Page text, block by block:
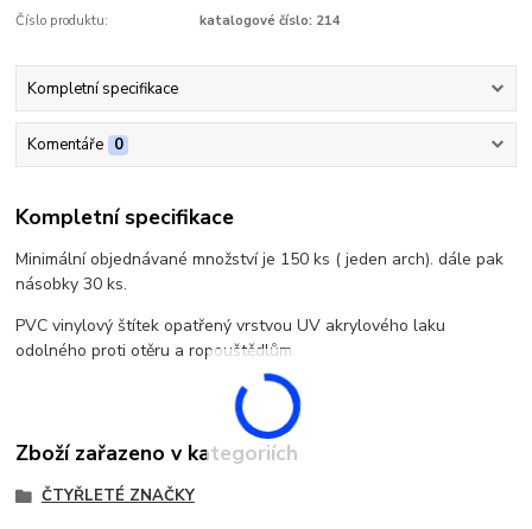
Číslo produktu: katalogové číslo: 214
Kompletní specifikace
Komentáře 0
Kompletní specifikace
Minimální objednávané množství je 150 ks ( jeden arch). dále pak
násobky 30 ks.
PVC vinylový štítek opatřený vrstvou UV akrylového laku
odolného proti otěru a ropouštědlům.
Zboží zařazeno v kategoriích
ČTYŘLETÉ ZNAČKY